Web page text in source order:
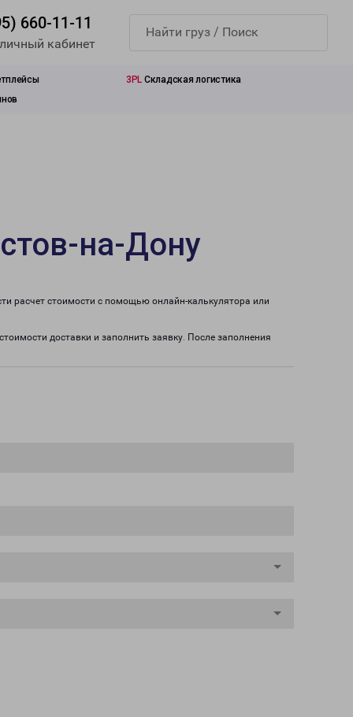
660-11-11
кабинет
3PL Складская логистика
на-Дону
расчет стоимости с помощью онлайн-калькулятора или
доставки и заполнить заявку. После заполнения